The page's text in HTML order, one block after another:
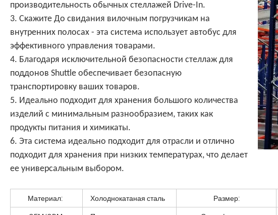
производительность обычных стеллажей Drive-In.
3. Скажите До свидания вилочным погрузчикам на
внутренних полосах - эта система использует автобус для
эффективного управления товарами.
4. Благодаря исключительной безопасности стеллаж для
поддонов Shuttle обеспечивает безопасную
транспортировку ваших товаров.
5. Идеально подходит для хранения большого количества
изделий с минимальным разнообразием, таких как
продукты питания и химикаты.
6. Эта система идеально подходит для отрасли и отлично
подходит для хранения при низких температурах, что делает
ее универсальным выбором.
Материал: Холоднокатаная сталь Размер: